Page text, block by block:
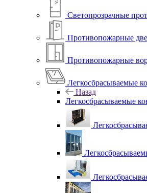
Светопрозрачные
Противопожарные
Противопожарные
Легкосбрасываемые
Назад
Легкосбрасываемые